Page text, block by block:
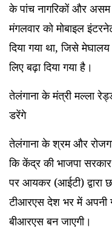
के पांच नागरिकों और
मंगलवार को मोबाइल
दिया गया था, जिसे
लिए बढ़ा दिया गया है।
तेलंगाना के मंत्री मल्ला
डरेंगे
तेलंगाना के श्रम और
कि केंद्र की भाजपा
पर आयकर (आईटी) द्वारा
टीआरएस देश भर में अपनी
बीआरएस बन जाएगी।